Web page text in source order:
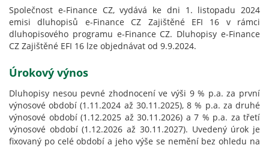
Společnost e-Finance CZ, vydává ke dni 1. listopadu 2024
emisi dluhopisů e-Finance CZ Zajištěné EFI 16 v rámci
dluhopisového programu e-Finance CZ. Dluhopisy e-Finance
CZ Zajištěné EFI 16 lze objednávat od 9.9.2024.
Úrokový výnos
Dluhopisy nesou pevné zhodnocení ve výši 9 % p.a. za první
výnosové období (1.11.2024 až 30.11.2025), 8 % p.a. za druhé
výnosové období (1.12.2025 až 30.11.2026) a 7 % p.a. za třetí
výnosové období (1.12.2026 až 30.11.2027). Uvedený úrok je
fixovaný po celé období a jeho výše se nemění bez ohledu na